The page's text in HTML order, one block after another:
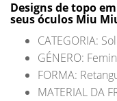
Designs de topo
seus óculos Miu
CATEGORIA: Sol
GÉNERO:
FORMA:
MATERIAL DA